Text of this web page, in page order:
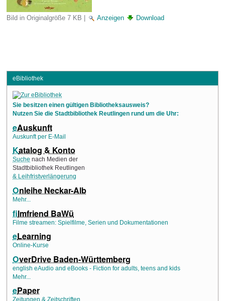
Bild in Originalgröße 7 KB | Anzeigen Download
eBibliothek
Sie besitzen einen gültigen Bibliotheksausweis?
Nutzen Sie die Stadtbibliothek Reutlingen rund um die Uhr:
eAuskunft
Auskunft per E-Mail
Katalog & Konto
Suche nach Medien der
Stadtbibliothek Reutlingen
& Leihfristverlängerung
Onleihe Neckar-Alb
Mehr...
filmfriend BaWü
Filme streamen: Spielfilme, Serien und Dokumentationen
eLearning
Online-Kurse
OverDrive Baden-Württemberg
english eAudio and eBooks - Fiction for adults, teens and kids
Mehr...
ePaper
Zeitungen & Zeitschriften